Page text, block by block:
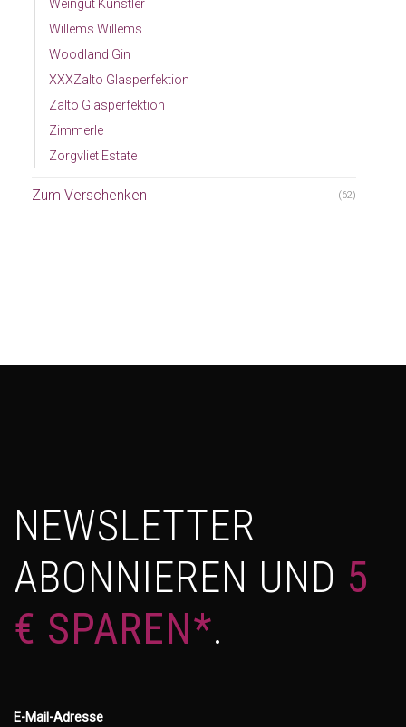
Weingut Künstler
Willems Willems
Woodland Gin
XXXZalto Glasperfektion
Zalto Glasperfektion
Zimmerle
Zorgvliet Estate
Zum Verschenken (62)
NEWSLETTER
ABONNIEREN UND 5
€ SPAREN*.
E-Mail-Adresse